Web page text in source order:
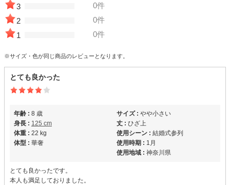
3
0件
2
0件
1
0件
※サイズ・色が同じ商品のレビューとなります。
とても良かった
年齢 : 8 歳
身長 : 125 cm
体重 : 22 kg
体型 : 華奢
サイズ : やや小さい
丈 : ひざ上
使用シーン : 結婚式参列
使用時期 : 1月
使用地域 : 神奈川県
とても良かったです。
本人も満足しておりました。